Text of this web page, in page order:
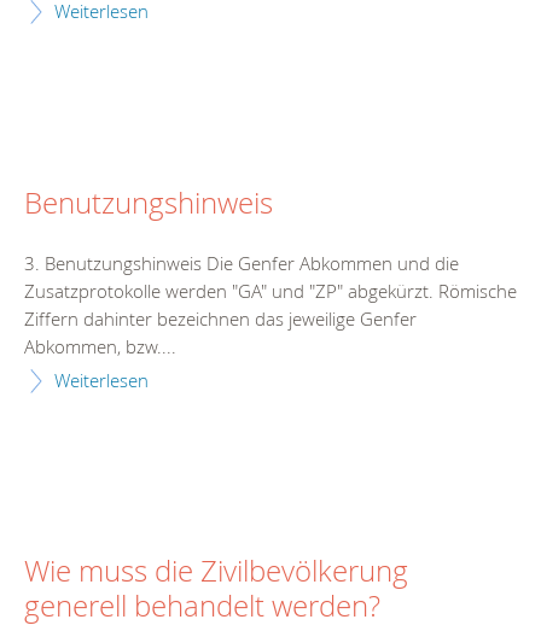
Weiterlesen
Benutzungshinweis
3. Benutzungshinweis Die Genfer Abkommen und die
Zusatzprotokolle werden "GA" und "ZP" abgekürzt. Römische
Ziffern dahinter bezeichnen das jeweilige Genfer
Abkommen, bzw....
Weiterlesen
Wie muss die Zivilbevölkerung
generell behandelt werden?